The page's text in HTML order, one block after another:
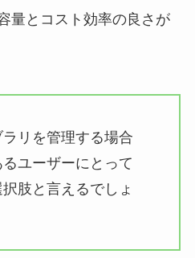
量とコスト効率の良さが
リを管理する場合
ユーザーにとって
肢と言えるでしょ